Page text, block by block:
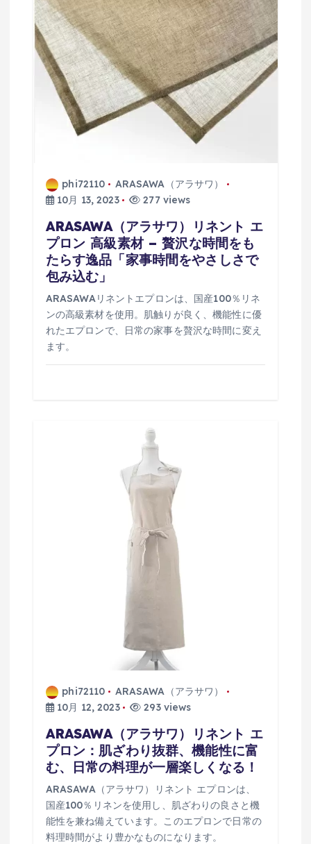
phi72110
ARASAWA（アラサワ）
10月 13, 2023
277 views
ARASAWA（アラサワ）リネント エ
プロン 高級素材 – 贅沢な時間をも
たらす逸品「家事時間をやさしさで
包み込む」
ARASAWAリネントエプロンは、国産100％リネ
ンの高級素材を使用。肌触りが良く、機能性に優
れたエプロンで、日常の家事を贅沢な時間に変え
ます。
phi72110
ARASAWA（アラサワ）
10月 12, 2023
293 views
ARASAWA（アラサワ）リネント エ
プロン：肌ざわり抜群、機能性に富
む、日常の料理が一層楽しくなる！
ARASAWA（アラサワ）リネント エプロンは、
国産100％リネンを使用し、肌ざわりの良さと機
能性を兼ね備えています。このエプロンで日常の
料理時間がより豊かなものになります。